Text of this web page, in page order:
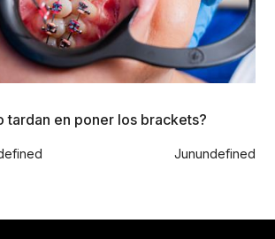
tardan en poner los brackets?
Junundefined